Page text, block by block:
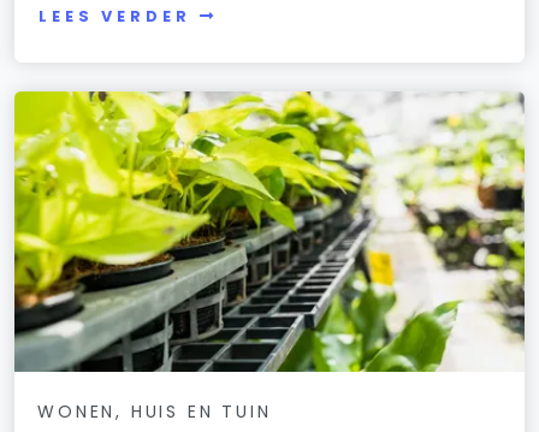
LEES VERDER
WONEN, HUIS EN TUIN